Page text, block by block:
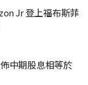
Jr 登上福布斯菲
中期股息相等於